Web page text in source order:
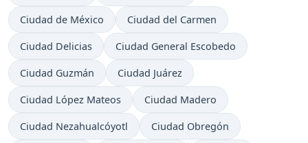
Ciudad de México Ciudad del Carmen
Ciudad Delicias Ciudad General Escobedo
Ciudad Guzmán Ciudad Juárez
Ciudad López Mateos Ciudad Madero
Ciudad Nezahualcóyotl Ciudad Obregón